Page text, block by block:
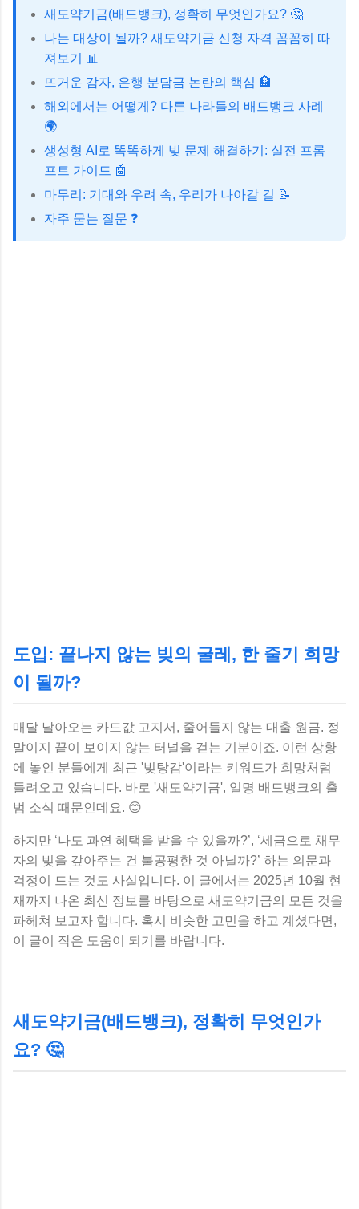
새도약기금(배드뱅크), 정확히 무엇인가요? 🤔
나는 대상이 될까? 새도약기금 신청 자격 꼼꼼히 따
져보기 📊
뜨거운 감자, 은행 분담금 논란의 핵심 🏦
해외에서는 어떻게? 다른 나라들의 배드뱅크 사례
🌍
생성형 AI로 똑똑하게 빚 문제 해결하기: 실전 프롬
프트 가이드 🤖
마무리: 기대와 우려 속, 우리가 나아갈 길 📝
자주 묻는 질문 ❓
도입: 끝나지 않는 빚의 굴레, 한 줄기 희망
이 될까?
매달 날아오는 카드값 고지서, 줄어들지 않는 대출 원금. 정
말이지 끝이 보이지 않는 터널을 걷는 기분이죠. 이런 상황
에 놓인 분들에게 최근 '빚탕감'이라는 키워드가 희망처럼
들려오고 있습니다. 바로 '새도약기금', 일명 배드뱅크의 출
범 소식 때문인데요. 😊
하지만 ‘나도 과연 혜택을 받을 수 있을까?’, ‘세금으로 채무
자의 빚을 갚아주는 건 불공평한 것 아닐까?’ 하는 의문과
걱정이 드는 것도 사실입니다. 이 글에서는 2025년 10월 현
재까지 나온 최신 정보를 바탕으로 새도약기금의 모든 것을
파헤쳐 보고자 합니다. 혹시 비슷한 고민을 하고 계셨다면,
이 글이 작은 도움이 되기를 바랍니다.
새도약기금(배드뱅크), 정확히 무엇인가
요? 🤔